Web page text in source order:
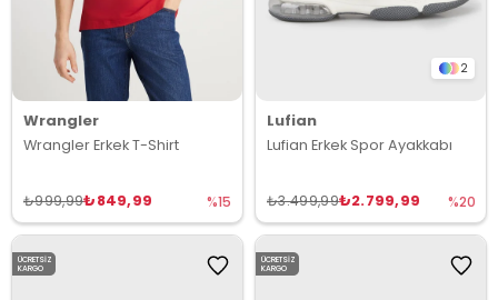
Wrangler
Wrangler Erkek T-Shirt
₺849,99
₺999,99 %15
2
Lufian
Lufian Erkek Spor Ayakkabı
₺2.799,99
₺3.499,99 %20
ÜCRETSIZ
KARGO
ÜCRETSIZ
KARGO